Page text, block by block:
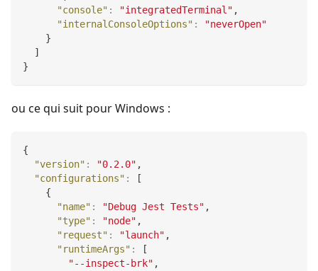
"console" : "integratedTerminal" ,
"internalConsoleOptions" :
"neverOpen"
}
]
}
ou ce qui suit pour Windows :
{
"version" : "0.2.0" ,
"configurations" :
[
{
"name" : "Debug Jest Tests" ,
"type" : "node" ,
"request" : "launch" ,
"runtimeArgs" :
[
"--inspect-brk" ,